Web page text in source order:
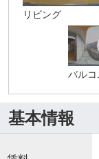
リビング
バルコ
基本情報